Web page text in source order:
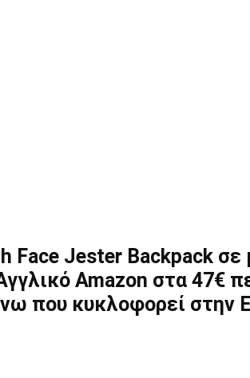
Face Jester Backpack
Amazon στα 47€
που κυκλοφορεί στην